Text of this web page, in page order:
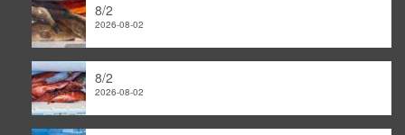
8/2
2026-08-02
8/2
2026-08-02